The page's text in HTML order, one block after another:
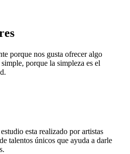
porque nos gusta ofrecer algo
porque la simpleza es el
esta realizado por artistas
talentos únicos que ayuda a darle